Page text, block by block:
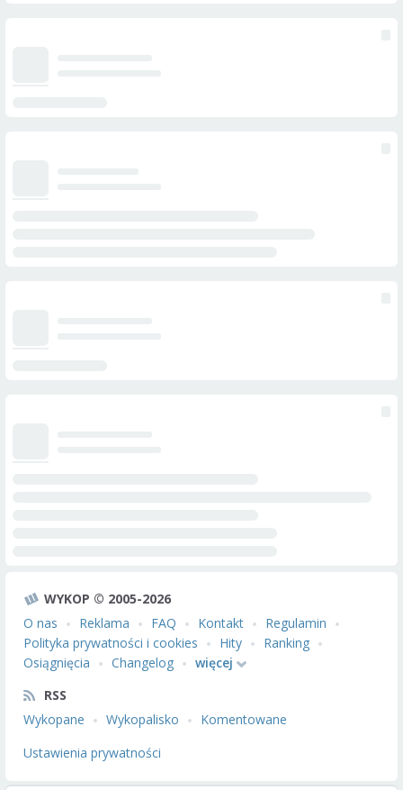
WYKOP © 2005-2026
O nas
Reklama FAQ Kontakt
Regulamin
Polityka prywatności i cookies
Hity
Ranking
Osiągnięcia
Changelog
więcej
RSS
Wykopane
Wykopalisko
Komentowane
Ustawienia prywatności